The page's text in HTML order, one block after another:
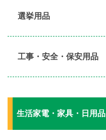
選挙用品
工事・安全・保安用品
生活家電・家具・日用品